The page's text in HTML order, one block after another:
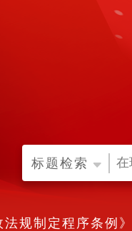
标题检索
法规制定程序条例